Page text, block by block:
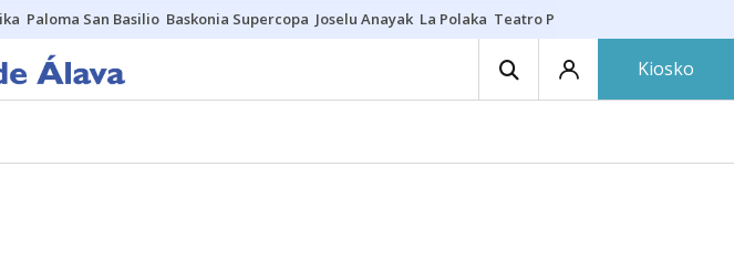
Paloma San Basilio Baskonia Supercopa Joselu Anayak La Polaka Teatro Principal
Kiosko